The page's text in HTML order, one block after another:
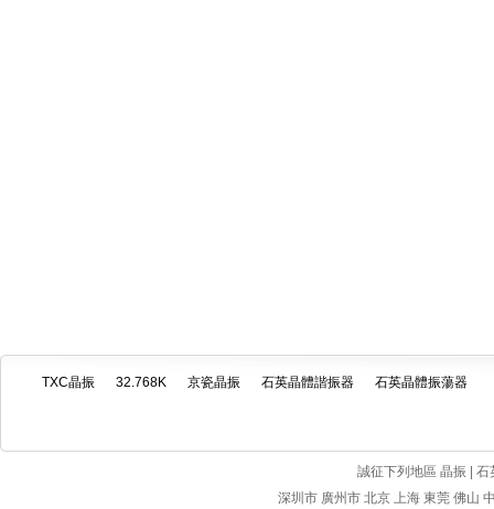
TXC晶振 32.768K 京瓷晶振 石英晶體諧振器 石英晶體振蕩器
誠征下列地區 晶振 |
深圳市 廣州市 北京 上海 東莞 佛山